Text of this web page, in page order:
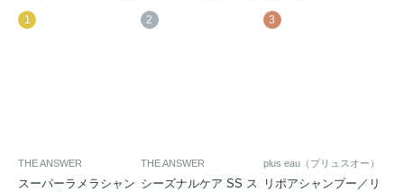
1
THE ANSWER
スーパーラメラシャン
2
THE ANSWER
シーズナルケア SS ス
3
plus eau（プリュスオー）
リポアシャンプー／リ